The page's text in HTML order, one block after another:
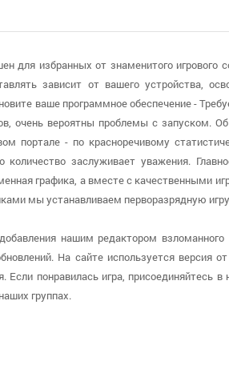
для избранных от знаменитого игрового
зависит от вашего устройства,
ваше программное обеспечение -
очень вероятны проблемы с запуском.
портале - по красноречивому
заслуживает уважения.
графика, а вместе с качественными
мы устанавливаем перворазрядную
нашим редактором взломанного
На сайте используется версия
понравилась игра, присоединяйтесь
группах.